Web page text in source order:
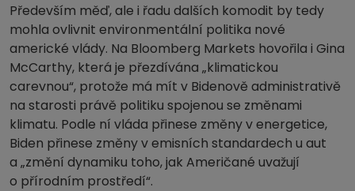
Především měď, ale i řadu dalších komodit by tedy
mohla ovlivnit environmentální politika nové
americké vlády. Na Bloomberg Markets hovořila i Gina
McCarthy, která je přezdívána „klimatickou
carevnou“, protože má mít v Bidenově administrativě
na starosti právě politiku spojenou se změnami
klimatu. Podle ní vláda přinese změny v energetice,
Biden přinese změny v emisních standardech u aut
a „změní dynamiku toho, jak Američané uvažují
o přírodním prostředí“.